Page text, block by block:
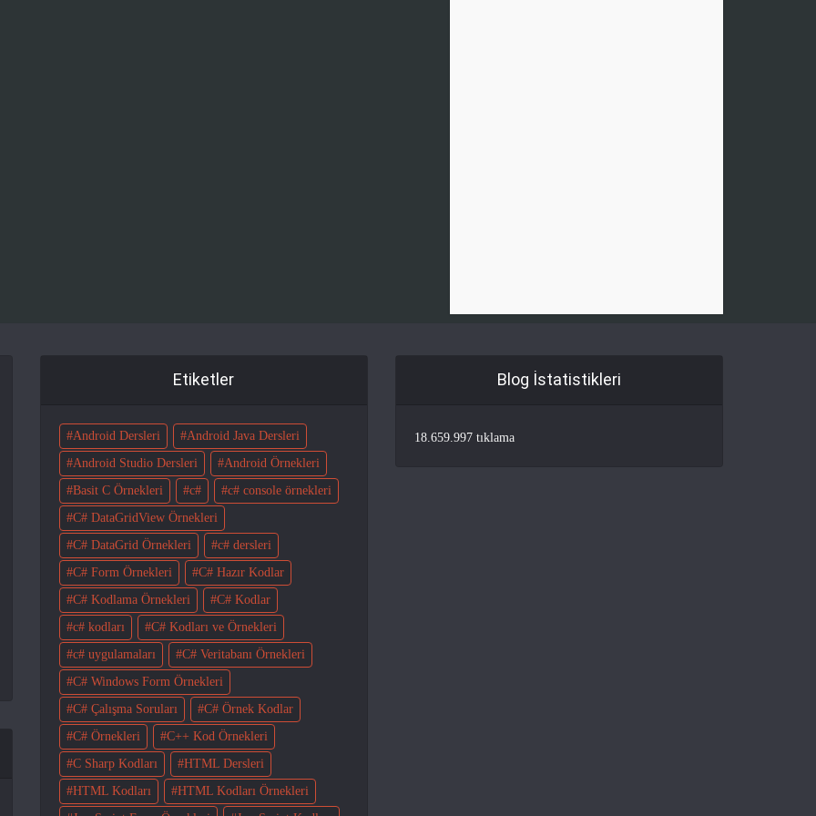
Etiketler
Android Dersleri
Android Java Dersleri
Android Studio Dersleri
Android Örnekleri
Basit C Örnekleri
c#
c# console örnekleri
C# DataGridView Örnekleri
C# DataGrid Örnekleri
c# dersleri
C# Form Örnekleri
C# Hazır Kodlar
C# Kodlama Örnekleri
C# Kodlar
c# kodları
C# Kodları ve Örnekleri
c# uygulamaları
C# Veritabanı Örnekleri
C# Windows Form Örnekleri
C# Çalışma Soruları
C# Örnek Kodlar
C# Örnekleri
C++ Kod Örnekleri
C Sharp Kodları
HTML Dersleri
HTML Kodları
HTML Kodları Örnekleri
Blog İstatistikleri
18.659.997 tıklama